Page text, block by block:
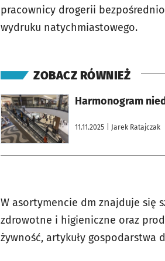
pracownicy drogerii
wydruku natychmiastowego.
ZOBACZ RÓWNIEŻ
Harmonogram
11.11.2025 | Jarek Ratajczak
otworzy się w nowej karcie
W asortymencie dm znajduje się
zdrowotne i higieniczne oraz
żywność, artykuły gospodarstwa